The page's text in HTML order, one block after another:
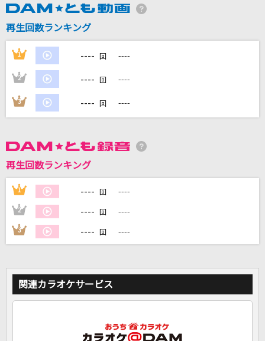
カラオケをもっと楽しもう！
自宅でカラオケ歌い放題！
再生回数ランキング
1 ---- 回 ----
2 ---- 回 ----
3 ---- 回 ----
再生回数ランキング
1 ---- 回 ----
2 ---- 回 ----
3 ---- 回 ----
関連カラオケサービス